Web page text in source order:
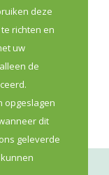
deze
richten en
uw
de
opgeslagen
dit
geleverde